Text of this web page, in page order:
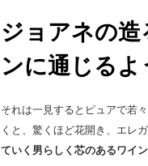
ジョアネの
ンに通じるよ
それは一見するとピュアで若
くと、驚くほど花開き、エレ
ていく男らしく芯のあるワイ